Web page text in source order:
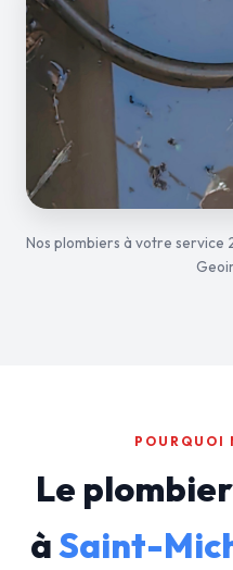
Nos plombiers à votre
POURQUOI
Le
àSaint-